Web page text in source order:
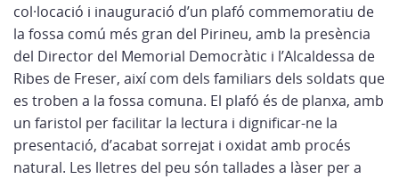
col·locació i inauguració d’un plafó commemoratiu de
la fossa comú més gran del Pirineu, amb la presència
del Director del Memorial Democràtic i l’Alcaldessa de
Ribes de Freser, així com dels familiars dels soldats que
es troben a la fossa comuna. El plafó és de planxa, amb
un faristol per facilitar la lectura i dignificar-ne la
presentació, d’acabat sorrejat i oxidat amb procés
natural. Les lletres del peu són tallades a làser per a